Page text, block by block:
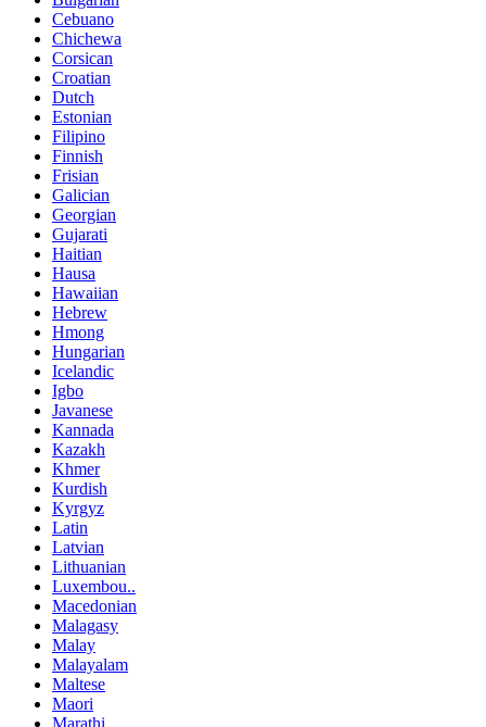
Cebuano
Chichewa
Corsican
Croatian
Dutch
Estonian
Filipino
Finnish
Frisian
Galician
Georgian
Gujarati
Haitian
Hausa
Hawaiian
Hebrew
Hmong
Hungarian
Icelandic
Igbo
Javanese
Kannada
Kazakh
Khmer
Kurdish
Kyrgyz
Latin
Latvian
Lithuanian
Luxembou..
Macedonian
Malagasy
Malay
Malayalam
Maltese
Maori
Marathi